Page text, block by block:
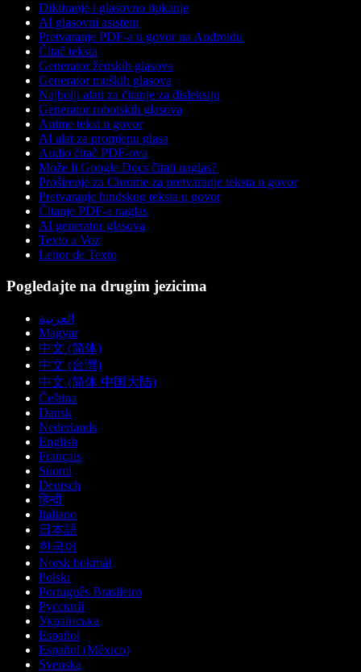
Diktiranje i glasovno tipkanje
AI glasovni asistent
Pretvaranje PDF-a u govor na Androidu
Čitač teksta
Generator ženskih glasova
Generator muških glasova
Najbolji alati za čitanje za disleksiju
Generator robotskih glasova
Anime tekst u govor
AI alat za promjenu glasa
Audio čitač PDF-ova
Može li Google Docs čitati naglas?
Proširenje za Chrome za pretvaranje teksta u govor
Pretvaranje hindskog teksta u govor
Čitanje PDF-a naglas
AI generator glasova
Texto a Voz
Leitor de Texto
Pogledajte na drugim jezicima
العربية
Magyar
中文 (简体)
中文 (台灣)
中文 (简体 中国大陆)
Čeština
Dansk
Nederlands
English
Français
Suomi
Deutsch
हिन्दी
Italiano
日本語
한국어
Norsk bokmål
Polski
Português Brasileiro
Русский
Українська
Español
Español (México)
Svenska